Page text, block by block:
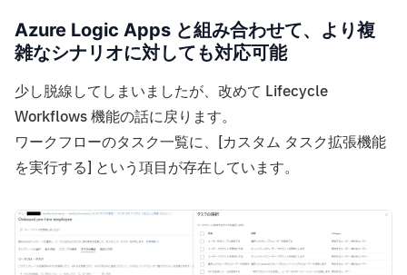
Azure Logic Apps と組み合わせて、より複
雑なシナリオに対しても対応可能
少し脱線してしまいましたが、改めて Lifecycle
Workflows 機能の話に戻ります。
ワークフローのタスク一覧に、[カスタム タスク拡張機能
を実行する] という項目が存在しています。